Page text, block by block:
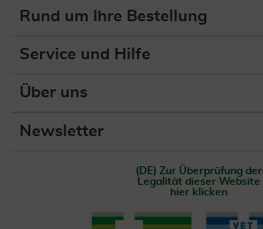
Rund um Ihre Bestellung
Service und Hilfe
Über uns
Newsletter
(DE) Zur Überprüfung der
Legalität dieser Website
hier klicken